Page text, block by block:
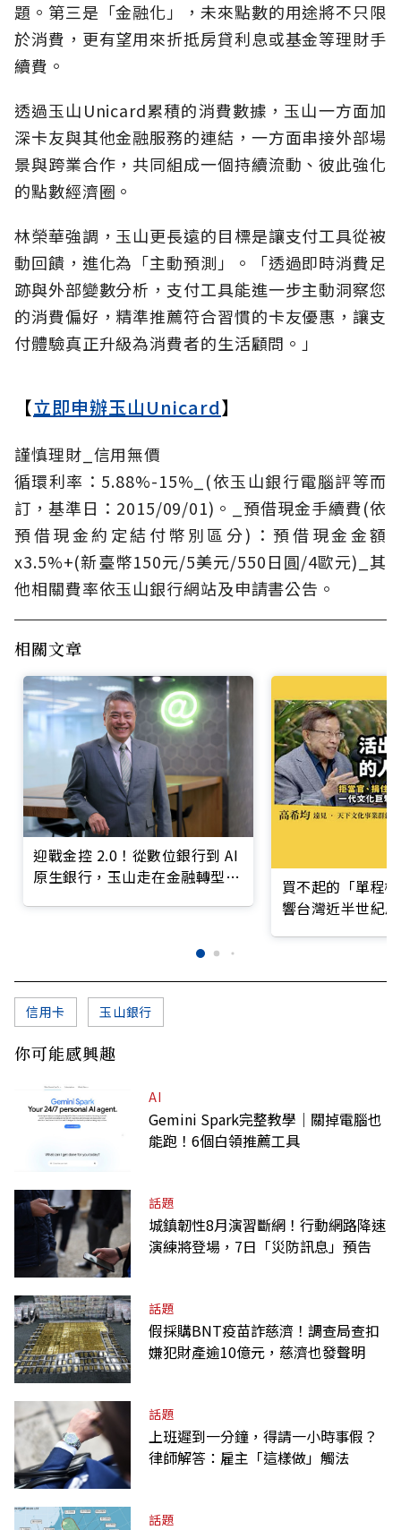
題。第三是「金融化」，未來點數的用途將不只限
於消費，更有望用來折抵房貸利息或基金等理財手
續費。
透過玉山Unicard累積的消費數據，玉山一方面加
深卡友與其他金融服務的連結，一方面串接外部場
景與跨業合作，共同組成一個持續流動、彼此強化
的點數經濟圈。
林榮華強調，玉山更長遠的目標是讓支付工具從被
動回饋，進化為「主動預測」。「透過即時消費足
跡與外部變數分析，支付工具能進一步主動洞察您
的消費偏好，精準推薦符合習慣的卡友優惠，讓支
付體驗真正升級為消費者的生活顧問。」
【立即申辦玉山Unicard】
謹慎理財_信用無價
循環利率：5.88%-15%_(依玉山銀行電腦評等而
訂，基準日：2015/09/01)。_預借現金手續費(依
預借現金約定結付幣別區分)：預借現金金額
x3.5%+(新臺幣150元/5美元/550日圓/4歐元)_其
他相關費率依玉山銀行網站及申請書公告。
相關文章
迎戰金控 2.0！從數位銀行到 AI
原生銀行，玉山走在金融轉型最
買不起的「單程
響台灣近半世紀
信用卡 玉山銀行
你可能感興趣
AI
Gemini Spark完整教學｜關掉電腦也
能跑！6個白領推薦工具
話題
城鎮韌性8月演習斷網！行動網路降速
演練將登場，7日「災防訊息」預告
話題
假採購BNT疫苗詐慈濟！調查局查扣
嫌犯財產逾10億元，慈濟也發聲明
話題
上班遲到一分鐘，得請一小時事假？
律師解答：雇主「這樣做」觸法
話題